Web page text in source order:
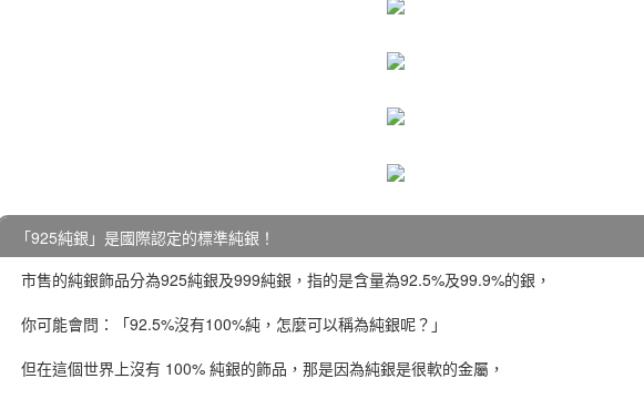
「925純銀」是國際認定的標準純銀！
市售的純銀飾品分為925純銀及999純銀，指的是含量為92.5%及99.9%的銀，
你可能會問：「92.5%沒有100%純，怎麼可以稱為純銀呢？」
但在這個世界上沒有 100% 純銀的飾品，那是因為純銀是很軟的金屬，